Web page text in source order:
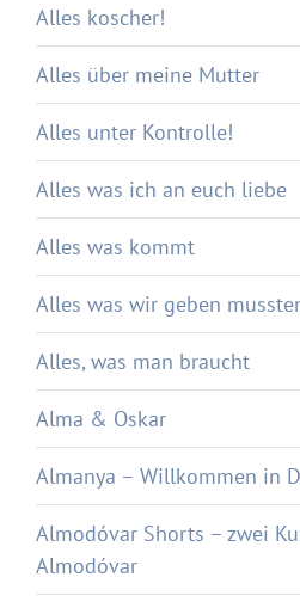
Alles koscher!
Alles über meine Mutter
Alles unter Kontrolle!
Alles was ich an euch liebe
Alles was kommt
Alles was wir geben
Alles, was man braucht
Alma & Oskar
Almanya – Willkommen in
Almodóvar Shorts – zwei
Almodóvar